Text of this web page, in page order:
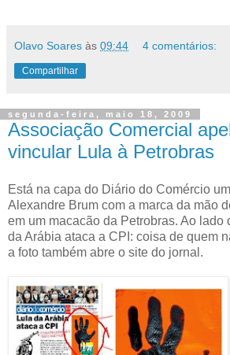
Olavo Soares às 09:44 4 comentários:
Compartilhar
segunda-feira, maio 18, 2009
Associação Comercial
vincular Lula à Petrobras
Está na capa do Diário do Comércio
Alexandre Brum com a marca da mão
em um macacão da Petrobras. Ao lado
da Arábia ataca a CPI: coisa de quem
a foto também abre o site do jornal.